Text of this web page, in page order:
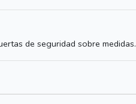
de seguridad sobre medidas.